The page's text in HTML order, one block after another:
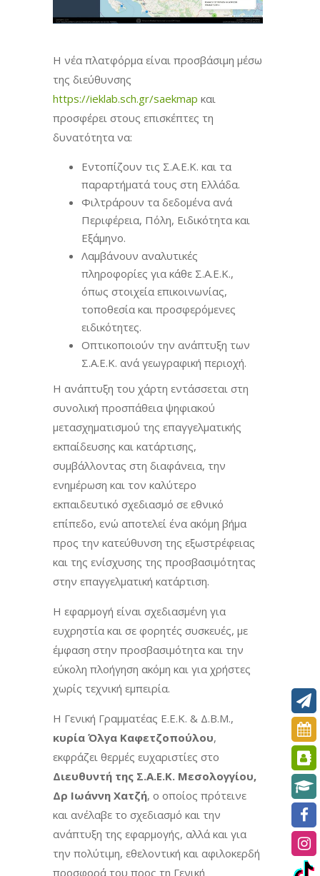
Η νέα πλατφόρμα είναι προσβάσιμη μέσω
της διεύθυνσης
https://ieklab.sch.gr/saekmap και
προσφέρει στους επισκέπτες τη
δυνατότητα να:
Εντοπίζουν τις Σ.Α.Ε.Κ. και τα
παραρτήματά τους στη Ελλάδα.
Φιλτράρουν τα δεδομένα ανά
Περιφέρεια, Πόλη, Ειδικότητα και
Εξάμηνο.
Λαμβάνουν αναλυτικές
πληροφορίες για κάθε Σ.Α.Ε.Κ.,
όπως στοιχεία επικοινωνίας,
τοποθεσία και προσφερόμενες
ειδικότητες.
Οπτικοποιούν την ανάπτυξη των
Σ.Α.Ε.Κ. ανά γεωγραφική περιοχή.
Η ανάπτυξη του χάρτη εντάσσεται στη
συνολική προσπάθεια ψηφιακού
μετασχηματισμού της επαγγελματικής
εκπαίδευσης και κατάρτισης,
συμβάλλοντας στη διαφάνεια, την
ενημέρωση και τον καλύτερο
εκπαιδευτικό σχεδιασμό σε εθνικό
επίπεδο, ενώ αποτελεί ένα ακόμη βήμα
προς την κατεύθυνση της εξωστρέφειας
και της ενίσχυσης της προσβασιμότητας
στην επαγγελματική κατάρτιση.
Η εφαρμογή είναι σχεδιασμένη για
ευχρηστία και σε φορητές συσκευές, με
έμφαση στην προσβασιμότητα και την
εύκολη πλοήγηση ακόμη και για χρήστες
χωρίς τεχνική εμπειρία.
Η Γενική Γραμματέας Ε.Ε.Κ. & Δ.Β.Μ.,
κυρία Όλγα Καφετζοπούλου,
εκφράζει θερμές ευχαριστίες στο
Διευθυντή της Σ.Α.Ε.Κ. Μεσολογγίου,
Δρ Ιωάννη Χατζή, ο οποίος πρότεινε
και ανέλαβε το σχεδιασμό και την
ανάπτυξη της εφαρμογής, αλλά και για
την πολύτιμη, εθελοντική και αφιλοκερδή
προσφορά του προς τη Γενική